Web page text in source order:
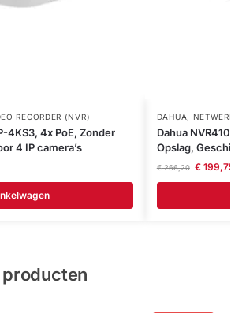
RECORDER (NVR)
4KS3, 4x PoE, Zonder
4 IP camera’s
DAHUA,
Dahua
Opslag,
€266,20 €